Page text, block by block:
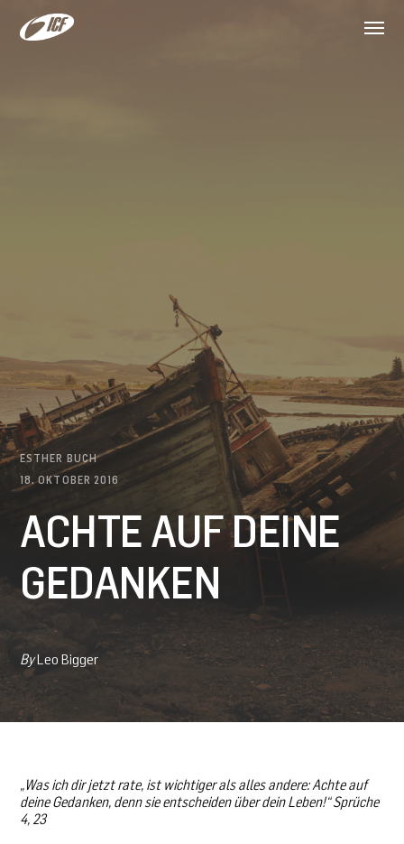
ESTHER BUCH
18. OKTOBER 2016
ACHTE AUF DEINE
GEDANKEN
ByLeo Bigger
„Was ich dir jetzt rate, ist wichtiger als alles andere: Achte auf
deine Gedanken, denn sie entscheiden über dein Leben!“ Sprüche
4, 23